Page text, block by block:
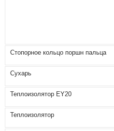
Стопорное кольцо поршн пальца
Сухарь
Теплоизолятор ЕY20
Теплоизолятор